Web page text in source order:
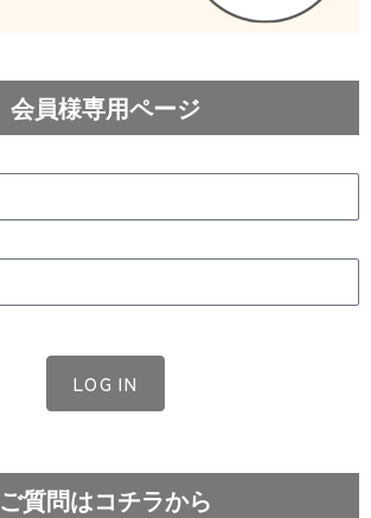
会員様専用ページ
LOG IN
ご質問はコチラから